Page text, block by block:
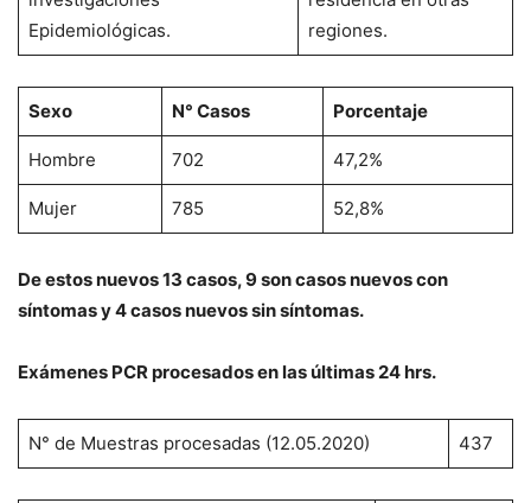
Epidemiológicas.
regiones.
Sexo N° Casos Porcentaje
Hombre 702 47,2%
Mujer 785 52,8%
De estos nuevos 13 casos, 9 son casos nuevos con
síntomas y 4 casos nuevos sin síntomas.
Exámenes PCR procesados en las últimas 24 hrs.
N° de Muestras procesadas (12.05.2020) 437